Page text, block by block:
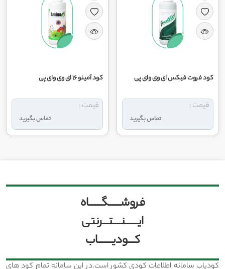
کود فروت ‌فیکس ای وی وای پی
تماس بگیرید
قیمت :
کود آمینو 16 ای وی وای پی
تماس بگیرید
قیمت :
فروشــــــگــــــاه
ایــــــنــــتـــرنتی
کـــودیـــــــاب
کودیاب سامانه اطلاعات کودی کشور است.در این سامانه تمام کود های